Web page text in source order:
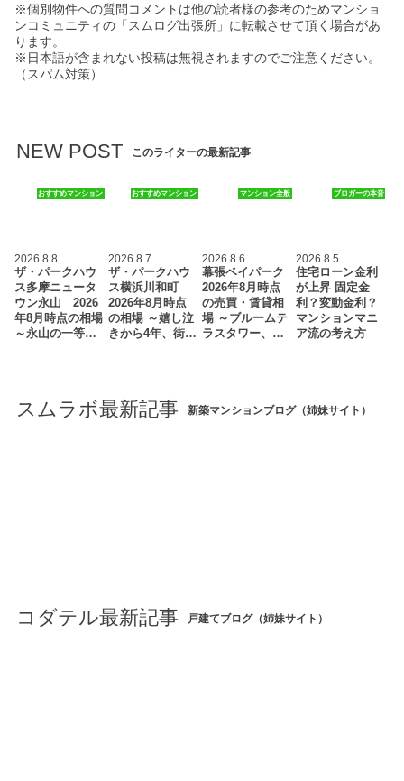
※個別物件への質問コメントは他の読者様の参考のためマンショ
ンコミュニティの「スムログ出張所」に転載させて頂く場合があ
ります。
※日本語が含まれない投稿は無視されますのでご注意ください。
（スパム対策）
NEW POST このライターの最新記事
おすすめマンション
2026.8.8
ザ・パークハウ
ス多摩ニュータ
ウン永山 2026
年8月時点の相場
～永山の一等…
おすすめマンション
2026.8.7
ザ・パークハウ
ス横浜川和町
2026年8月時点
の相場 ～嬉し泣
きから4年、街…
マンション全般
2026.8.6
幕張ベイパーク
2026年8月時点
の売買・賃貸相
場 ～ブルームテ
ラスタワー、…
ブロガーの本音
2026.8.5
住宅ローン金利
が上昇 固定金
利？変動金利？
マンションマニ
ア流の考え方
スムラボ最新記事 新築マンションブログ（姉妹サイト）
コダテル最新記事 戸建てブログ（姉妹サイト）